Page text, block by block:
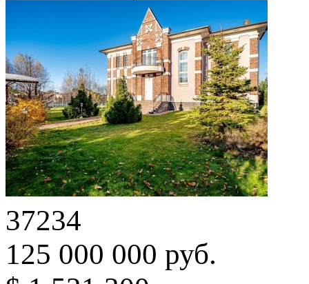
37234
125 000 000 руб.